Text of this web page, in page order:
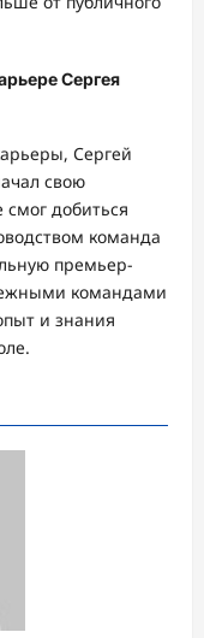
Сергея
Сергей
свою
смог добиться
команда
премьер-
командами
и знания